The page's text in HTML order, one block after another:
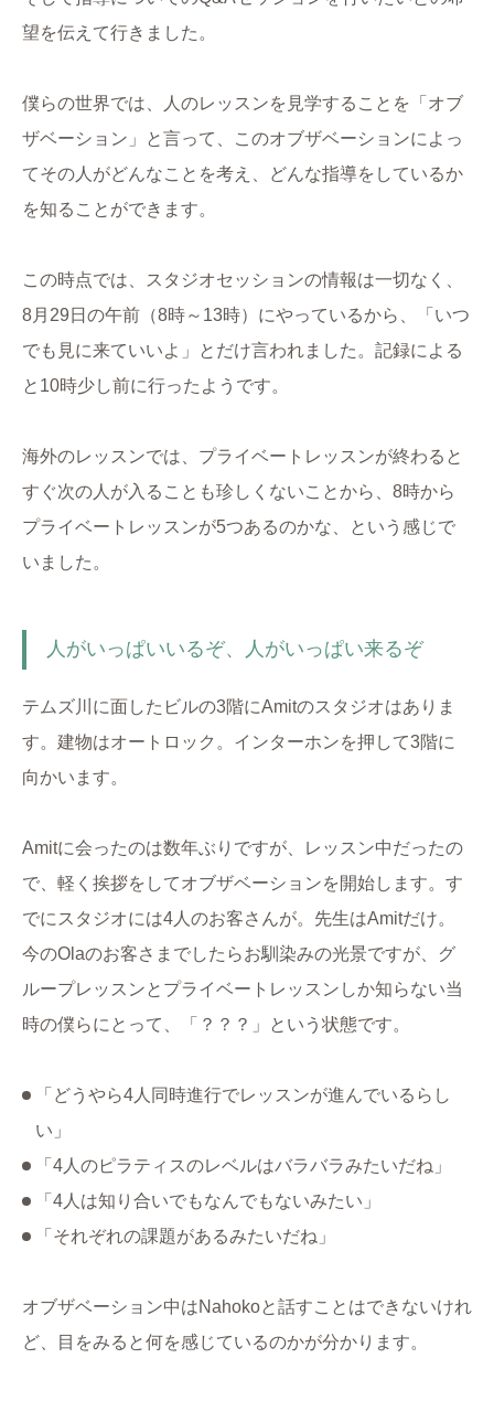
望を伝えて行きました。
僕らの世界では、人のレッスンを見学することを「オブ
ザベーション」と言って、このオブザベーションによっ
てその人がどんなことを考え、どんな指導をしているか
を知ることができます。
この時点では、スタジオセッションの情報は一切なく、
8月29日の午前（8時～13時）にやっているから、「いつ
でも見に来ていいよ」とだけ言われました。記録による
と10時少し前に行ったようです。
海外のレッスンでは、プライベートレッスンが終わると
すぐ次の人が入ることも珍しくないことから、8時から
プライベートレッスンが5つあるのかな、という感じで
いました。
人がいっぱいいるぞ、人がいっぱい来るぞ
テムズ川に面したビルの3階にAmitのスタジオはありま
す。建物はオートロック。インターホンを押して3階に
向かいます。
Amitに会ったのは数年ぶりですが、レッスン中だったの
で、軽く挨拶をしてオブザベーションを開始します。す
でにスタジオには4人のお客さんが。先生はAmitだけ。
今のOlaのお客さまでしたらお馴染みの光景ですが、グ
ループレッスンとプライベートレッスンしか知らない当
時の僕らにとって、「？？？」という状態です。
「どうやら4人同時進行でレッスンが進んでいるらし
い」
「4人のピラティスのレベルはバラバラみたいだね」
「4人は知り合いでもなんでもないみたい」
「それぞれの課題があるみたいだね」
オブザベーション中はNahokoと話すことはできないけれ
ど、目をみると何を感じているのかが分かります。